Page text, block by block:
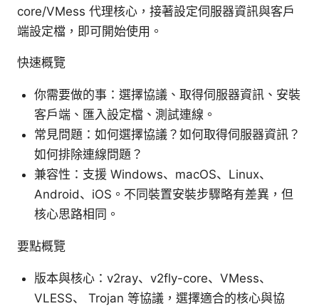
core/VMess 代理核心，接著設定伺服器資訊與客戶
端設定檔，即可開始使用。
快速概覽
你需要做的事：選擇協議、取得伺服器資訊、安裝
客戶端、匯入設定檔、測試連線。
常見問題：如何選擇協議？如何取得伺服器資訊？
如何排除連線問題？
兼容性：支援 Windows、macOS、Linux、
Android、iOS。不同裝置安裝步驟略有差異，但
核心思路相同。
要點概覽
版本與核心：v2ray、v2fly-core、VMess、
VLESS、 Trojan 等協議，選擇適合的核心與協